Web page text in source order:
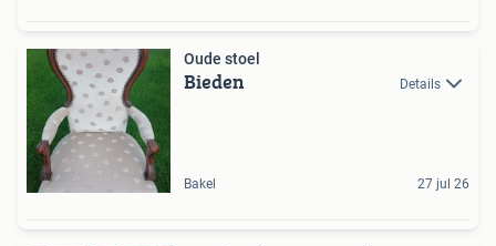
Oude stoel
Bieden Details
Bakel 27 jul 26